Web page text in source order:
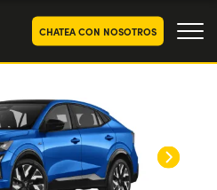
CHATEA CON NOSOTROS